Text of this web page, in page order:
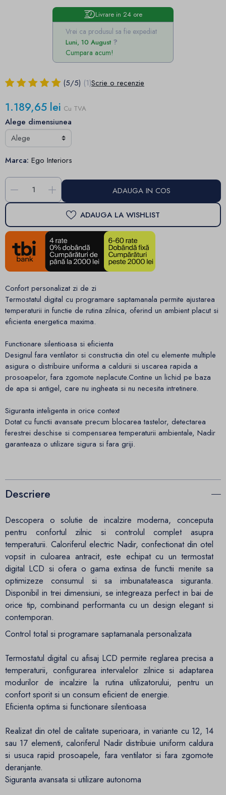
Livrare in 24 ore
Vrei ca produsul sa fie expediat
Luni, 10 August
Cumpara acum!
(5/5) (1)Scrie o recenzie
1.189,65 lei Cu TVA
Alege dimensiunea
Marca: Ego Interiors
- + ADAUGA IN COS
ADAUGA LA WISHLIST
Confort personalizat zi de zi
Termostatul digital cu programare saptamanala permite ajustarea
temperaturii in functie de rutina zilnica, oferind un ambient placut si
eficienta energetica maxima.
Functionare silentioasa si eficienta
Designul fara ventilator si constructia din otel cu elemente multiple
asigura o distribuire uniforma a caldurii si uscarea rapida a
prosoapelor, fara zgomote neplacute.Contine un lichid pe baza
de apa si antigel, care nu ingheata si nu necesita intretinere.
Siguranta inteligenta in orice context
Dotat cu functii avansate precum blocarea tastelor, detectarea
ferestrei deschise si compensarea temperaturii ambientale, Nadir
garanteaza o utilizare sigura si fara griji.
Descriere
Descopera o solutie de incalzire moderna, conceputa
pentru confortul zilnic si controlul complet asupra
temperaturii. Caloriferul electric Nadir, confectionat din otel
vopsit in culoarea antracit, este echipat cu un termostat
digital LCD si ofera o gama extinsa de functii menite sa
optimizeze consumul si sa imbunatateasca siguranta.
Disponibil in trei dimensiuni, se integreaza perfect in bai de
orice tip, combinand performanta cu un design elegant si
contemporan.
Control total si programare saptamanala personalizata
Termostatul digital cu afisaj LCD permite reglarea precisa a
temperaturii, configurarea intervalelor zilnice si adaptarea
modurilor de incalzire la rutina utilizatorului, pentru un
confort sporit si un consum eficient de energie.
Eficienta optima si functionare silentioasa
Realizat din otel de calitate superioara, in variante cu 12, 14
sau 17 elementi, caloriferul Nadir distribuie uniform caldura
si usuca rapid prosoapele, fara ventilator si fara zgomote
deranjante.
Siguranta avansata si utilizare autonoma